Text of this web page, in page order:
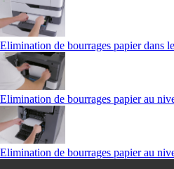
Elimination de bourrages papier dans
Elimination de bourrages papier au
Elimination de bourrages papier au